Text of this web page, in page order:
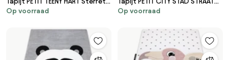
rozekleuring
Op voorraad
grijskleuring
Op voorraad